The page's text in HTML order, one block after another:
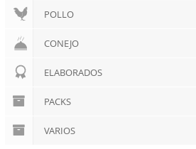
POLLO
CONEJO
ELABORADOS
PACKS
VARIOS